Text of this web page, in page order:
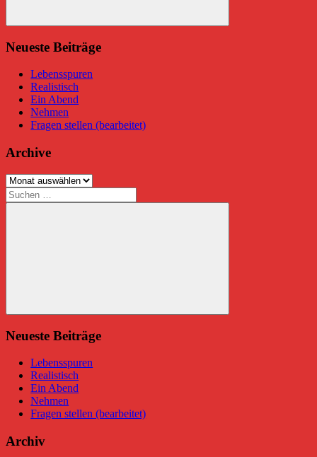
Suchen
Neueste Beiträge
Lebensspuren
Realistisch
Ein Abend
Nehmen
Fragen stellen (bearbeitet)
Archive
Archive
Suchen
nach:
Suchen
Neueste Beiträge
Lebensspuren
Realistisch
Ein Abend
Nehmen
Fragen stellen (bearbeitet)
Archiv